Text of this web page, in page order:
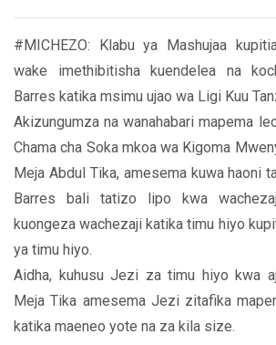
#MICHEZO: Klabu ya Mashujaa
wake imethibitisha kuendelea na
Barres katika msimu ujao wa Ligi Kuu
Akizungumza na wanahabari mapema
Chama cha Soka mkoa wa Kigoma
Meja Abdul Tika, amesema kuwa haoni
Barres bali tatizo lipo kwa
kuongeza wachezaji katika timu hiyo
ya timu hiyo.
Aidha, kuhusu Jezi za timu hiyo kwa
Meja Tika amesema Jezi zitafika
katika maeneo yote na za kila size.